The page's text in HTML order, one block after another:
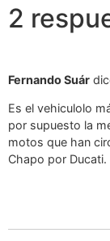
2
Fernando Suár
Es el vehiculolo
por supuesto la
motos que han
Chapo por Ducati.